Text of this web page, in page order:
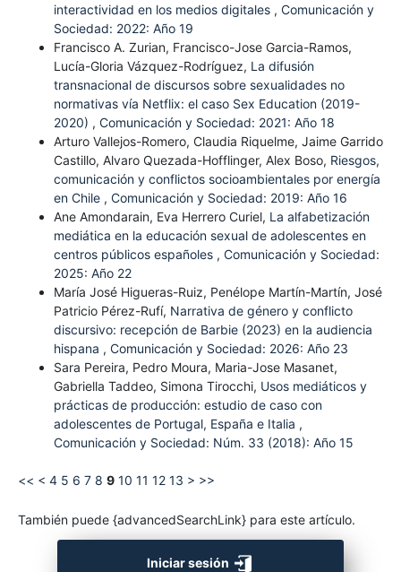
interactividad en los medios digitales , Comunicación y
Sociedad: 2022: Año 19
Francisco A. Zurian, Francisco-Jose Garcia-Ramos,
Lucía-Gloria Vázquez-Rodríguez, La difusión
transnacional de discursos sobre sexualidades no
normativas vía Netflix: el caso Sex Education (2019-
2020) , Comunicación y Sociedad: 2021: Año 18
Arturo Vallejos-Romero, Claudia Riquelme, Jaime Garrido
Castillo, Alvaro Quezada-Hofflinger, Alex Boso, Riesgos,
comunicación y conflictos socioambientales por energía
en Chile , Comunicación y Sociedad: 2019: Año 16
Ane Amondarain, Eva Herrero Curiel, La alfabetización
mediática en la educación sexual de adolescentes en
centros públicos españoles , Comunicación y Sociedad:
2025: Año 22
María José Higueras-Ruiz, Penélope Martín-Martín, José
Patricio Pérez-Rufí, Narrativa de género y conflicto
discursivo: recepción de Barbie (2023) en la audiencia
hispana , Comunicación y Sociedad: 2026: Año 23
Sara Pereira, Pedro Moura, Maria-Jose Masanet,
Gabriella Taddeo, Simona Tirocchi, Usos mediáticos y
prácticas de producción: estudio de caso con
adolescentes de Portugal, España e Italia ,
Comunicación y Sociedad: Núm. 33 (2018): Año 15
<< < 4 5 6 7 8 9 10 11 12 13 > >>
También puede {advancedSearchLink} para este artículo.
Iniciar sesión